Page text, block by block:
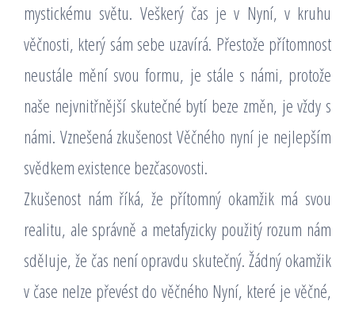
mystickému světu. Veškerý čas je v Nyní, v kruhu
věčnosti, který sám sebe uzavírá. Přestože přítomnost
neustále mění svou formu, je stále s námi, protože
naše nejvnitřnější skutečné bytí beze změn, je vždy s
námi. Vznešená zkušenost Věčného nyní je nejlepším
svědkem existence bezčasovosti.
Zkušenost nám říká, že přítomný okamžik má svou
realitu, ale správně a metafyzicky použitý rozum nám
sděluje, že čas není opravdu skutečný. Žádný okamžik
v čase nelze převést do věčného Nyní, které je věčné,